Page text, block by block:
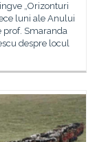
„Orizonturi
luni ale Anului
prof. Smaranda
despre locul